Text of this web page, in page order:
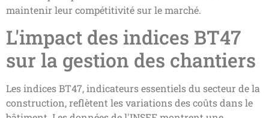
maintenir leur compétitivité sur le marché.
L'impact des indices BT47
sur la gestion des chantiers
Les indices BT47, indicateurs essentiels du secteur de la
construction, reflètent les variations des coûts dans le